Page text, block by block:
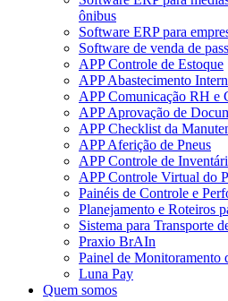
ônibus
Software ERP para
Software de venda de
APP Controle de Estoque
APP Abastecimento
APP Comunicação RH e
APP Aprovação de
APP Checklist da
APP Aferição de Pneus
APP Controle de
APP Controle Virtual do
Painéis de Controle e
Planejamento e Roteiros
Sistema para Transporte
Praxio BrAIn
Painel de Monitoramento
Luna Pay
Quem somos